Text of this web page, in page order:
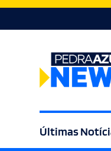
Últimas